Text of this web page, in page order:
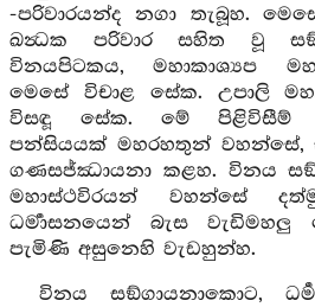
-පරිවාරයන්ද නගා තැබූහ.
ඛන්‍ධක පරිවාර සහිත වූ
විනයපිටකය, මහාකාශ්‍යප
මෙසේ විචාළ සේක. උපාලි
විසඳූ සේක. මේ පිළිවිසීම්
පන්සියයක් මහරහතුන් වහන්සේ,
ගණසජ්ඣායනා කළහ. විනය
මහාස්ථවිරයන් වහන්සේ
ධර්‍මාසනයෙන් බැස
පැමිණි අසුනෙහි වැඩහුන්හ.
විනය සඞ්ගායනාකොට,